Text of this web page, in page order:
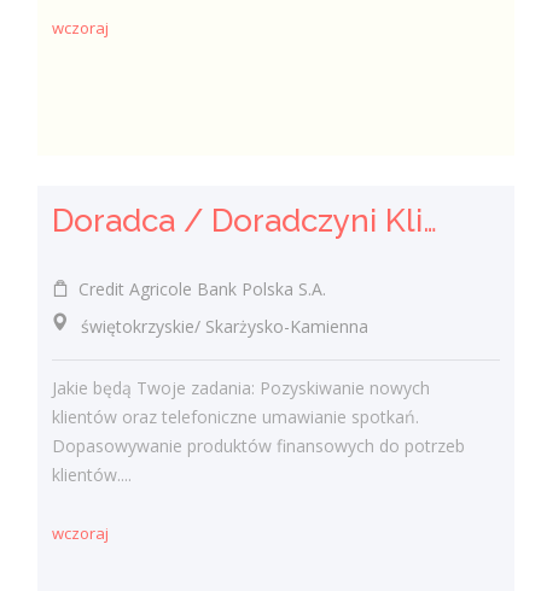
wczoraj
Doradca / Doradczyni Klienta
Credit Agricole Bank Polska S.A.
świętokrzyskie/ Skarżysko-Kamienna
Jakie będą Twoje zadania: Pozyskiwanie nowych
klientów oraz telefoniczne umawianie spotkań.
Dopasowywanie produktów finansowych do potrzeb
klientów....
wczoraj